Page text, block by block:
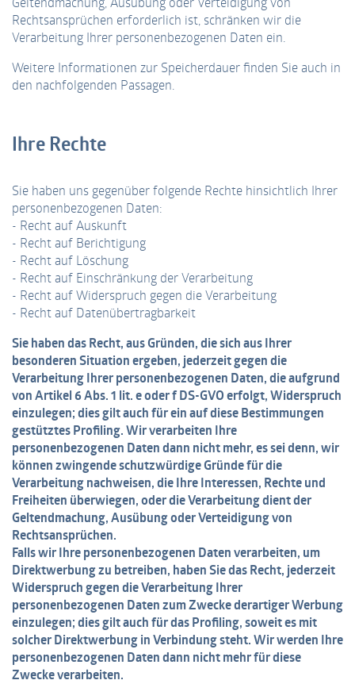
Rechtsansprüchen erforderlich ist, schränken wir die
Verarbeitung Ihrer personenbezogenen Daten ein.
Weitere Informationen zur Speicherdauer finden Sie auch in
den nachfolgenden Passagen.
Ihre Rechte
Sie haben uns gegenüber folgende Rechte hinsichtlich Ihrer
personenbezogenen Daten:
- Recht auf Auskunft
- Recht auf Berichtigung
- Recht auf Löschung
- Recht auf Einschränkung der Verarbeitung
- Recht auf Widerspruch gegen die Verarbeitung
- Recht auf Datenübertragbarkeit
Sie haben das Recht, aus Gründen, die sich aus Ihrer
besonderen Situation ergeben, jederzeit gegen die
Verarbeitung Ihrer personenbezogenen Daten, die aufgrund
von Artikel 6 Abs. 1 lit. e oder f DS-GVO erfolgt, Widerspruch
einzulegen; dies gilt auch für ein auf diese Bestimmungen
gestütztes Profiling. Wir verarbeiten Ihre
personenbezogenen Daten dann nicht mehr, es sei denn, wir
können zwingende schutzwürdige Gründe für die
Verarbeitung nachweisen, die Ihre Interessen, Rechte und
Freiheiten überwiegen, oder die Verarbeitung dient der
Geltendmachung, Ausübung oder Verteidigung von
Rechtsansprüchen.
Falls wir Ihre personenbezogenen Daten verarbeiten, um
Direktwerbung zu betreiben, haben Sie das Recht, jederzeit
Widerspruch gegen die Verarbeitung Ihrer
personenbezogenen Daten zum Zwecke derartiger Werbung
einzulegen; dies gilt auch für das Profiling, soweit es mit
solcher Direktwerbung in Verbindung steht. Wir werden Ihre
personenbezogenen Daten dann nicht mehr für diese
Zwecke verarbeiten.